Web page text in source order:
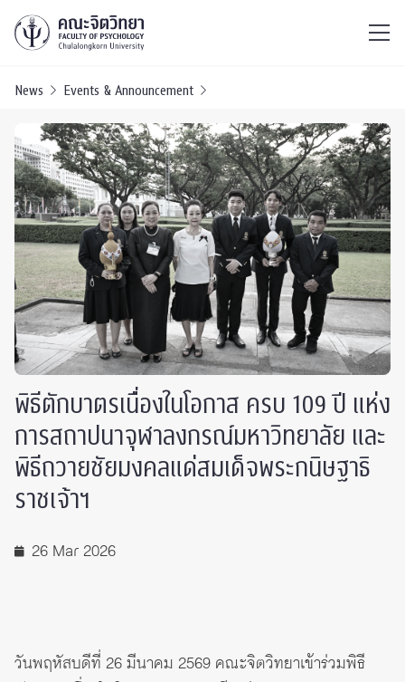
News Events & Announcement
พิธีตักบาตรเนื่องในโอกาส ครบ 109 ปี แห่ง
การสถาปนาจุฬาลงกรณ์มหาวิทยาลัย และ
พิธีถวายชัยมงคลแด่สมเด็จพระกนิษฐาธิ
ราชเจ้าฯ
26 Mar 2026
วันพฤหัสบดีที่ 26 มีนาคม 2569 คณะจิตวิทยาเข้าร่วมพิธี